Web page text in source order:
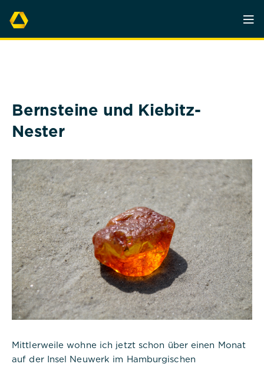
Bernsteine und Kiebitz-
Nester
Mittlerweile wohne ich jetzt schon über einen Monat
auf der Insel Neuwerk im Hamburgischen